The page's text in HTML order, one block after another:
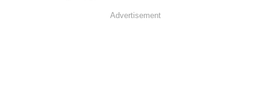
Advertisement